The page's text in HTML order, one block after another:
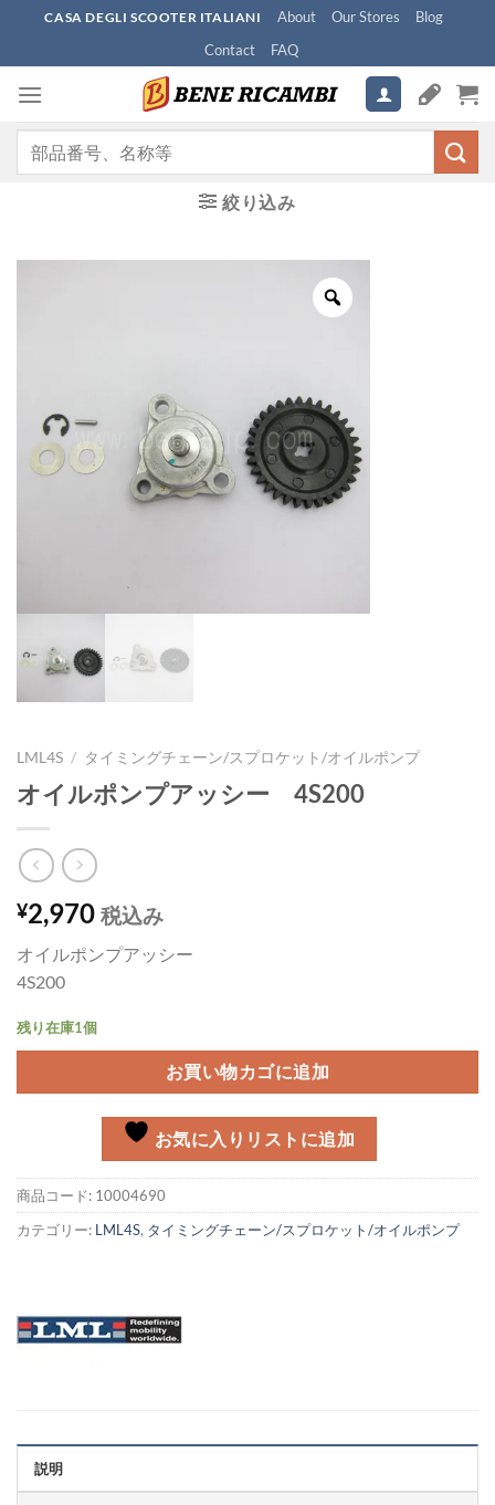
content
CASA DEGLI SCOOTER ITALIANI About Our Stores
Blog
Contact
FAQ
絞り込み
LML4S / タイミングチェーン/スプロケット/オイルポンプ
オイルポンプアッシー 4S200
¥2,970 税込み
オイルポンプアッシー
4S200
残り在庫1個
お買い物カゴに追加
お気に入りリストに追加
商品コード: 10004690
カテゴリー: LML4S, タイミングチェーン/スプロケット/オイルポンプ
説明